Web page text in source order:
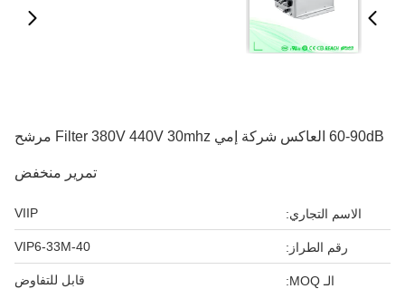
60-90dB العاكس شركة إمي Filter 380V 440V 30mhz مرشح
تمرير منخفض
الاسم التجاري: VIIP
رقم الطراز: VIP6-33M-40
الـ MOQ: قابل للتفاوض